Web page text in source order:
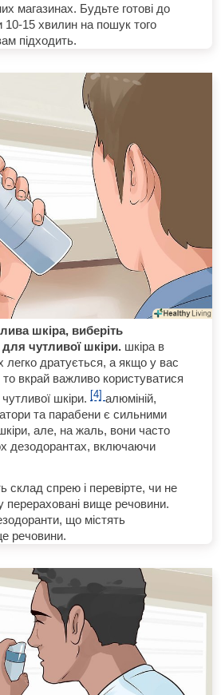
магазинах. Будьте готові до
10-15 хвилин на пошук того
підходить.
шкіра, виберіть
чутливої шкіри. шкіра в
легко дратується, а якщо у вас
то вкрай важливо користуватися
шкіри.[4] алюміній,
та парабени є сильними
але, на жаль, вони часто
дезодорантах, включаючи
склад спрею і перевірте, чи не
перераховані вище речовини.
що містять
речовини.